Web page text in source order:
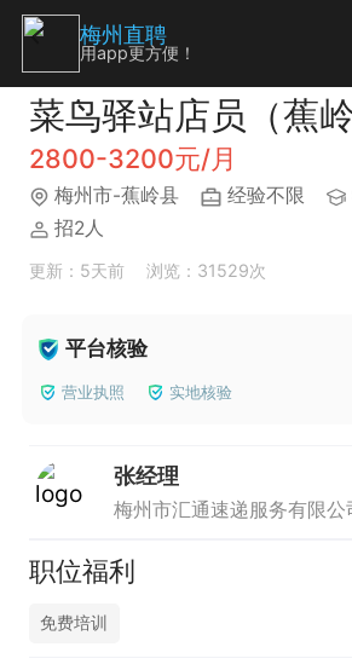
菜鸟驿站店员（蕉岭
2800-3200元/月
梅州市-蕉岭县 经验不限
招2人
更新：5天前 浏览：31529次
平台核验
营业执照 实地核验
张经理
梅州市汇通速递服务有限公
职位福利
免费培训
梅州直聘
用app更方便！